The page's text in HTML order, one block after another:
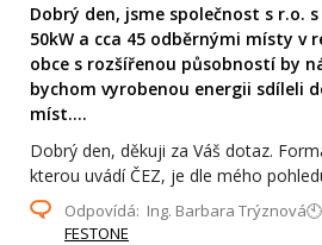
Dobrý den, jsme společnost s r.o.
50kW a cca 45 odběrnými místy v
obce s rozšířenou působností by
bychom vyrobenou energii sdíleli
míst....
Dobrý den, děkuji za Váš dotaz.
kterou uvádí ČEZ, je dle mého
Odpovídá: Ing. Barbara
FESTONE